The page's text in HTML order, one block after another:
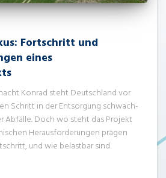
Fortschritt und
eines
Konrad steht Deutschland vor
Schritt in der Entsorgung schwach-
Abfälle. Doch wo steht das Projekt
Herausforderungen prägen
und wie belastbar sind